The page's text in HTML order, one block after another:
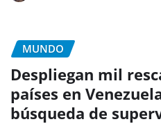
MUNDO
Despliegan mil
países en
búsqueda de